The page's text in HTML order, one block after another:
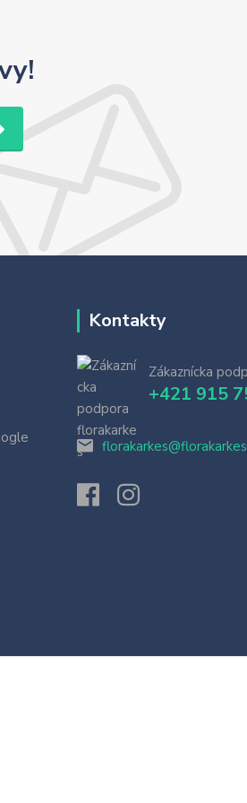
Kontakty
Zákaznícka
+421 915